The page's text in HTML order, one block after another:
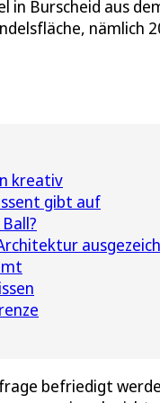
in Burscheid aus
nämlich
kreativ
gibt auf
befriedigt